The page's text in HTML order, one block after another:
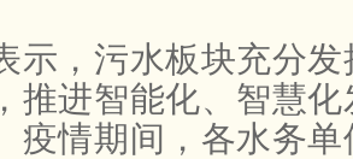
示，污水板块充分
推进智能化、智慧
疫情期间，各水务